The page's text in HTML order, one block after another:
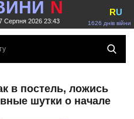
N
Серпня 2026 23:43 1626 днів війни
RU
в постель, ложись
шутки о начале